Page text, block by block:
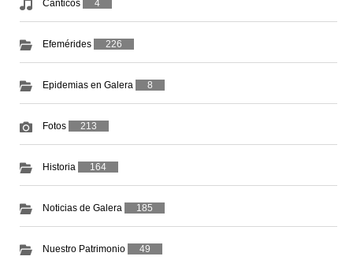
Canticos 4
Efemérides 226
Epidemias en Galera 8
Fotos 213
Historia 164
Noticias de Galera 185
Nuestro Patrimonio 49